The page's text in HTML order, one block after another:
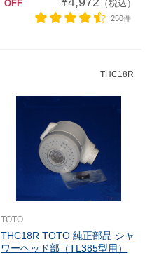
OFF （税込）
250件
THC18R
TOTO
THC18R TOTO 純正部品 シャ
ワーヘッド部（TL385型用）